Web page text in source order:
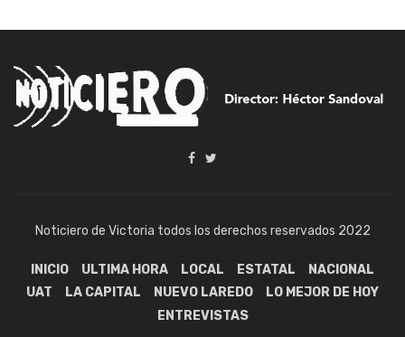
Noticiero de Victoria todos los derechos reservados 2022
INICIO ULTIMA HORA LOCAL ESTATAL
NACIONAL
UAT
LA CAPITAL NUEVO LAREDO
LO MEJOR DE HOY
ENTREVISTAS